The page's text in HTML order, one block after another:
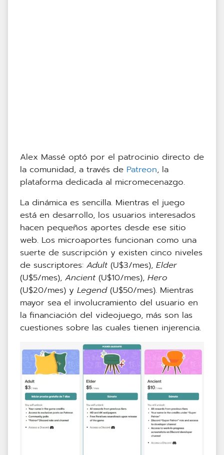
Alex Massé optó por el patrocinio directo de
la comunidad, a través de Patreon, la
plataforma dedicada al micromecenazgo.
La dinámica es sencilla. Mientras el juego
está en desarrollo, los usuarios interesados
hacen pequeños aportes desde ese sitio
web. Los microaportes funcionan como una
suerte de suscripción y existen cinco niveles
de suscriptores: Adult (U$3/mes), Elder
(U$5/mes), Ancient (U$10/mes), Hero
(U$20/mes) y Legend(U$50/mes). Mientras
mayor sea el involucramiento del usuario en
la financiación del videojuego, más son las
cuestiones sobre las cuales tienen injerencia.